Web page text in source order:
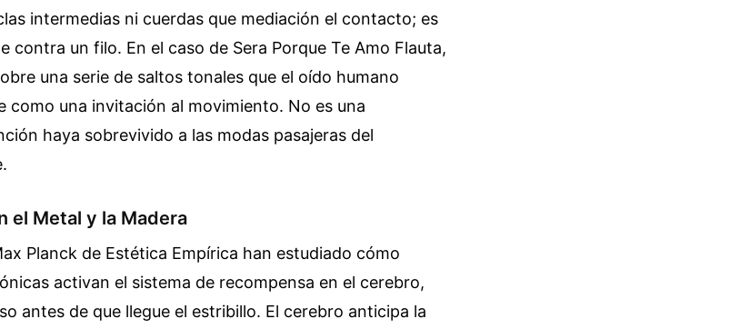
intermedias ni cuerdas que mediación el contacto; es
contra un filo. En el caso de Sera Porque Te Amo Flauta,
una serie de saltos tonales que el oído humano
una invitación al movimiento. No es una
haya sobrevivido a las modas pasajeras del
el Metal y la Madera
Planck de Estética Empírica han estudiado cómo
activan el sistema de recompensa en el cerebro,
antes de que llegue el estribillo. El cerebro anticipa la